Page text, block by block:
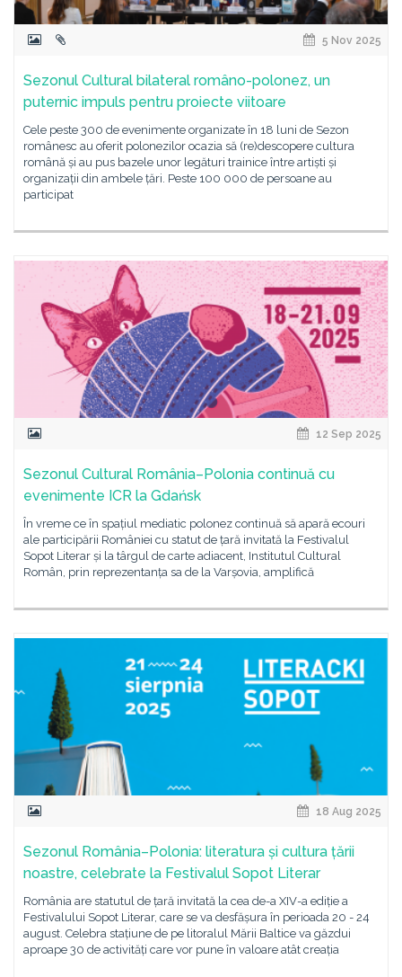
5 Nov 2025
Sezonul Cultural bilateral româno-polonez, un
puternic impuls pentru proiecte viitoare
Cele peste 300 de evenimente organizate în 18 luni de Sezon
românesc au oferit polonezilor ocazia să (re)descopere cultura
română și au pus bazele unor legături trainice între artiști și
organizații din ambele țări. Peste 100 000 de persoane au
participat
12 Sep 2025
Sezonul Cultural România–Polonia continuă cu
evenimente ICR la Gdańsk
În vreme ce în spațiul mediatic polonez continuă să apară ecouri
ale participării României cu statut de țară invitată la Festivalul
Sopot Literar și la târgul de carte adiacent, Institutul Cultural
Român, prin reprezentanța sa de la Varșovia, amplifică
18 Aug 2025
Sezonul România–Polonia: literatura și cultura țării
noastre, celebrate la Festivalul Sopot Literar
România are statutul de țară invitată la cea de-a XIV-a ediție a
Festivalului Sopot Literar, care se va desfășura în perioada 20 - 24
august. Celebra stațiune de pe litoralul Mării Baltice va găzdui
aproape 30 de activități care vor pune în valoare atât creația